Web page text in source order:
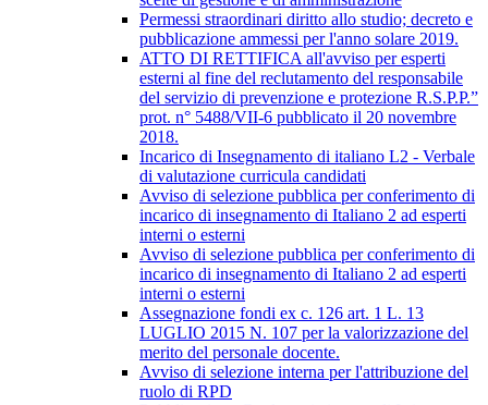
Permessi straordinari diritto allo studio; decreto e
pubblicazione ammessi per l'anno solare 2019.
ATTO DI RETTIFICA all'avviso per esperti
esterni al fine del reclutamento del responsabile
del servizio di prevenzione e protezione R.S.P.P.”
prot. n° 5488/VII-6 pubblicato il 20 novembre
2018.
Incarico di Insegnamento di italiano L2 - Verbale
di valutazione curricula candidati
Avviso di selezione pubblica per conferimento di
incarico di insegnamento di Italiano 2 ad esperti
interni o esterni
Avviso di selezione pubblica per conferimento di
incarico di insegnamento di Italiano 2 ad esperti
interni o esterni
Assegnazione fondi ex c. 126 art. 1 L. 13
LUGLIO 2015 N. 107 per la valorizzazione del
merito del personale docente.
Avviso di selezione interna per l'attribuzione del
ruolo di RPD